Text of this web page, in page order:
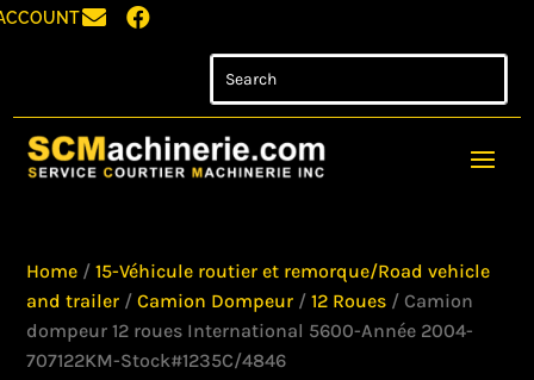
 
Home /15-Véhicule routier et remorque/Road vehicle
and trailer /Camion Dompeur /12 Roues / Camion
dompeur 12 roues International 5600-Année 2004-
707122KM-Stock#1235C/4846